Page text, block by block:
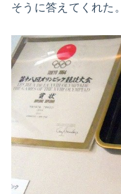
そうに答えてくれた。